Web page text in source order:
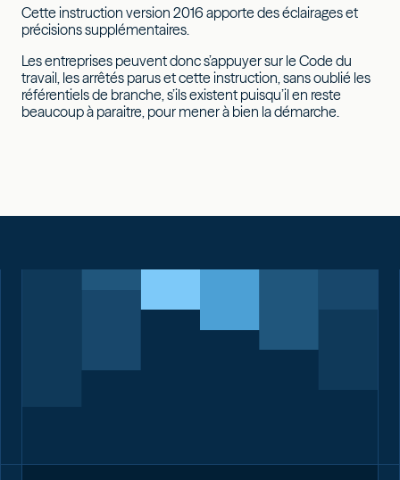
Cette instruction version 2016 apporte des éclairages et
précisions supplémentaires.
Les entreprises peuvent donc s’appuyer sur le Code du
travail, les arrêtés parus et cette instruction, sans oublié les
référentiels de branche, s’ils existent puisqu’il en reste
beaucoup à paraitre, pour mener à bien la démarche.